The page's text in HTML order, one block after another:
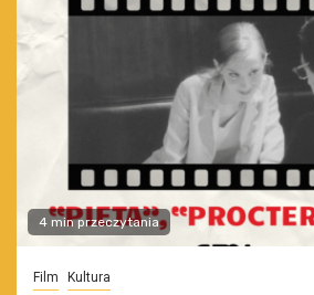
4 min przeczytania
Film Kultura